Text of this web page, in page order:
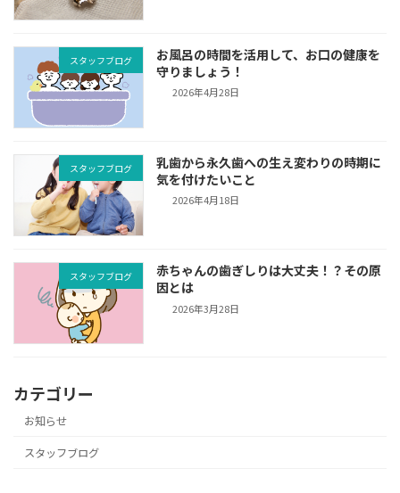
スタッフブログ
お風呂の時間を活用して、お口の健康を
守りましょう！
2026年4月28日
スタッフブログ
乳歯から永久歯への生え変わりの時期に
気を付けたいこと
2026年4月18日
スタッフブログ
赤ちゃんの歯ぎしりは大丈夫！？その原
因とは
2026年3月28日
カテゴリー
お知らせ
スタッフブログ